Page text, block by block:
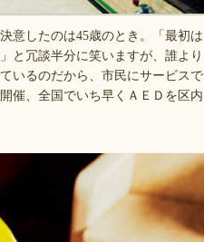
意したのは45歳のとき。「最初は
と冗談半分に笑いますが、誰より
いるのだから、市民にサービスで
催、全国でいち早くＡＥＤを区内